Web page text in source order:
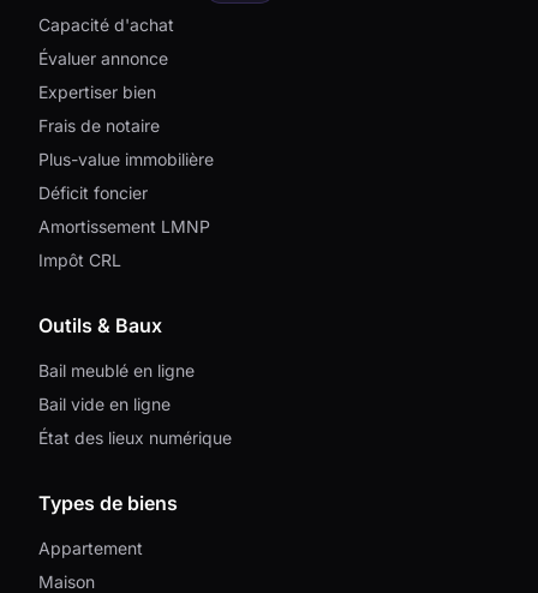
Capacité d'achat
Évaluer annonce
Expertiser bien
Frais de notaire
Plus-value immobilière
Déficit foncier
Amortissement LMNP
Impôt CRL
Outils & Baux
Bail meublé en ligne
Bail vide en ligne
État des lieux numérique
Types de biens
Appartement
Maison